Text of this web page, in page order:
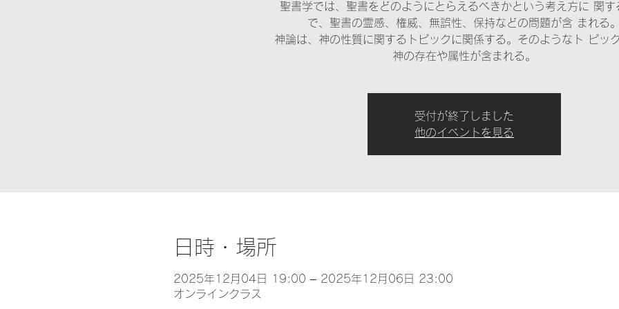
聖書学では、聖書をどのようにとらえるべきかという考え方に 関す
で、聖書の霊感、権威、無誤性、保持などの問題が含 まれる。
神論は、神の性質に関するトピックに関係する。そのようなト ピック
神の存在や属性が含まれる。
受付が終了しました
他のイベントを見る
日時・場所
2025年12月04日 19:00 – 2025年12月06日 23:00
オンラインクラス